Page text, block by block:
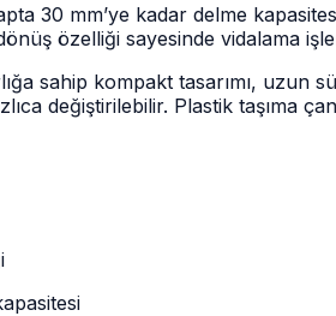
30 mm’ye kadar delme
özelliği sayesinde vidalama
sahip kompakt tasarımı, uzun
değiştirilebilir. Plastik taşıma